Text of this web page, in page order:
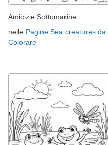
Amicizie Sottomarine
nelle Pagine Sea creatures da
Colorare